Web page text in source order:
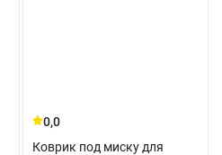
0,0
Коврик под миску для